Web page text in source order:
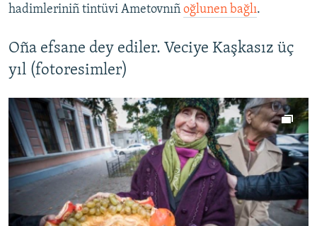
hadimleriniñ tintüvi Ametovnıñ oğlunen bağlı.
Oña efsane dey ediler. Veciye Kaşkasız üç
yıl (fotoresimler)